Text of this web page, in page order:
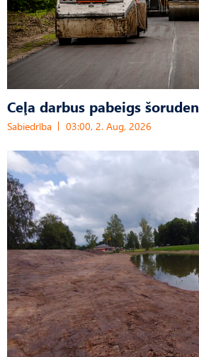
Ceļa darbus pabeigs šoruden
Sabiedrība 03:00, 2. Aug, 2026